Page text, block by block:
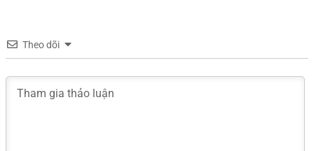
Theo dõi